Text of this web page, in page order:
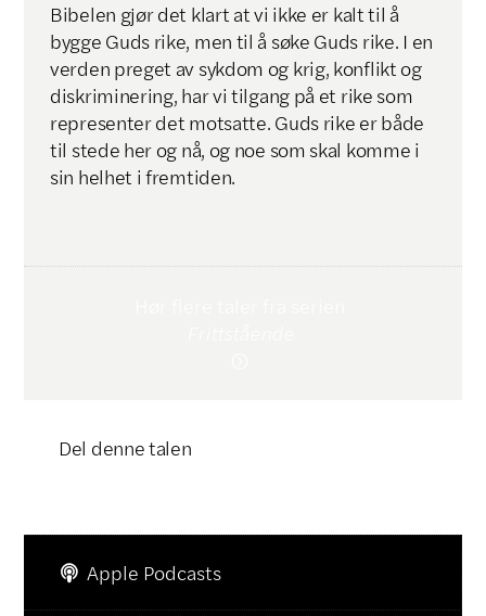
Bibelen gjør det klart at vi ikke er kalt til å
bygge Guds rike, men til å søke Guds rike. I en
verden preget av sykdom og krig, konflikt og
diskriminering, har vi tilgang på et rike som
representer det motsatte. Guds rike er både
til stede her og nå, og noe som skal komme i
sin helhet i fremtiden.
Del denne talen
 Apple Podcasts